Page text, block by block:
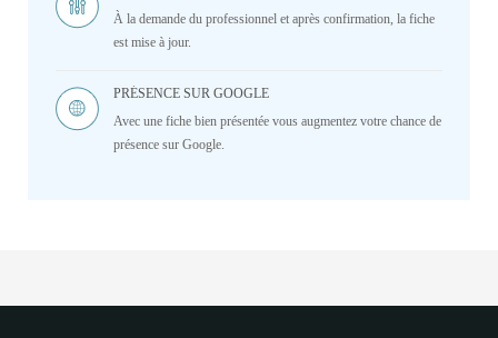
À la demande du professionnel et après confirmation, la fiche
est mise à jour.
PRÉSENCE SUR GOOGLE
Avec une fiche bien présentée vous augmentez votre chance de
présence sur Google.